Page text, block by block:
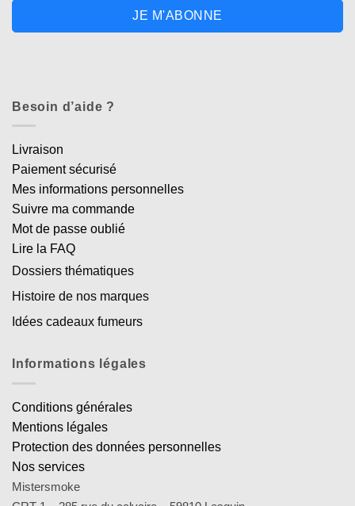
JE M'ABONNE
Besoin d’aide ?
Livraison
Paiement sécurisé
Mes informations personnelles
Suivre ma commande
Mot de passe oublié
Lire la FAQ
Dossiers thématiques
Histoire de nos marques
Idées cadeaux fumeurs
Informations légales
Conditions générales
Mentions légales
Protection des données personnelles
Nos services
Mistersmoke